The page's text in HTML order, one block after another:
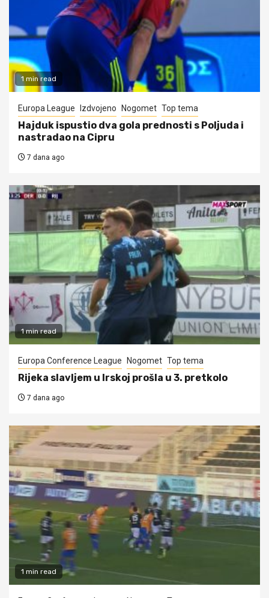
1 min read
Europa League Izdvojeno Nogomet Top tema
Hajduk ispustio dva gola prednosti s Poljuda i
nastradao na Cipru
7 dana ago
1 min read
Europa Conference League Nogomet Top tema
Rijeka slavljem u Irskoj prošla u 3. pretkolo
7 dana ago
1 min read